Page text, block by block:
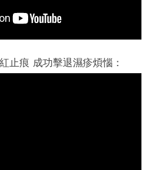
止痕 成功擊退濕疹煩惱：